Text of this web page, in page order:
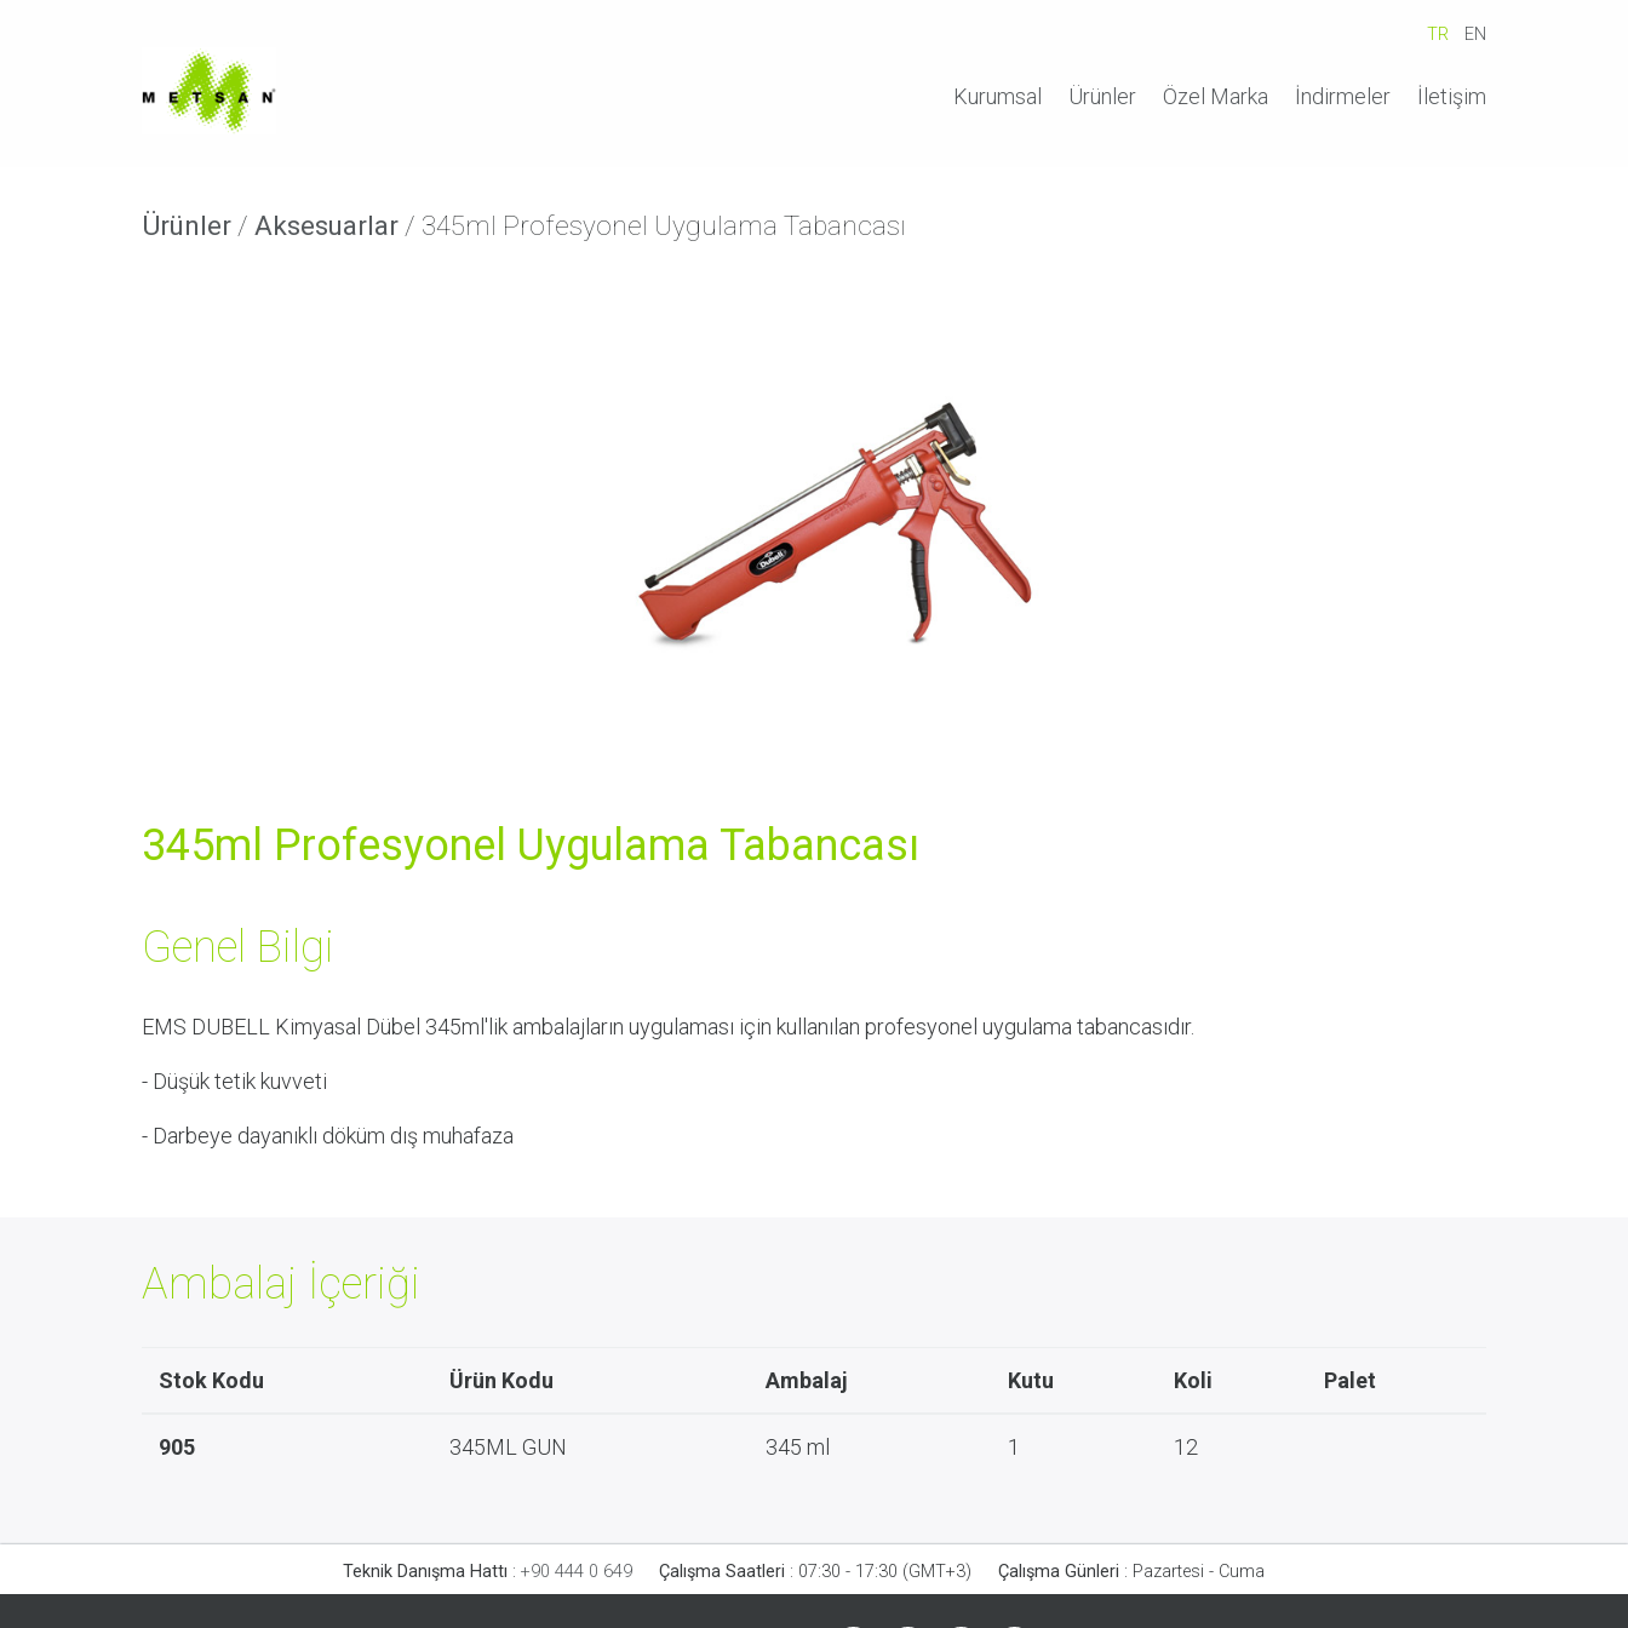
TR EN
Kurumsal Ürünler Özel Marka İndirmeler İletişim
Ürünler / Aksesuarlar / 345ml Profesyonel Uygulama Tabancası
345ml Profesyonel Uygulama Tabancası
Genel Bilgi
EMS DUBELL Kimyasal Dübel 345ml'lik ambalajların uygulaması için kullanılan profesyonel uygulama tabancasıdır.
- Düşük tetik kuvveti
- Darbeye dayanıklı döküm dış muhafaza
Ambalaj İçeriği
Stok Kodu Ürün Kodu Ambalaj Kutu Koli Palet
905 345ML GUN 345 ml 1 12
Teknik Danışma Hattı : +90 444 0 649 Çalışma Saatleri : 07:30 - 17:30 (GMT+3) Çalışma Günleri : Pazartesi - Cuma